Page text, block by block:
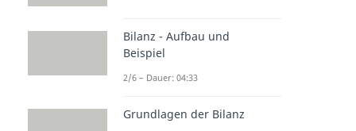
Bilanz - Aufbau und
Beispiel
2/6 – Dauer: 04:33
Grundlagen der Bilanz